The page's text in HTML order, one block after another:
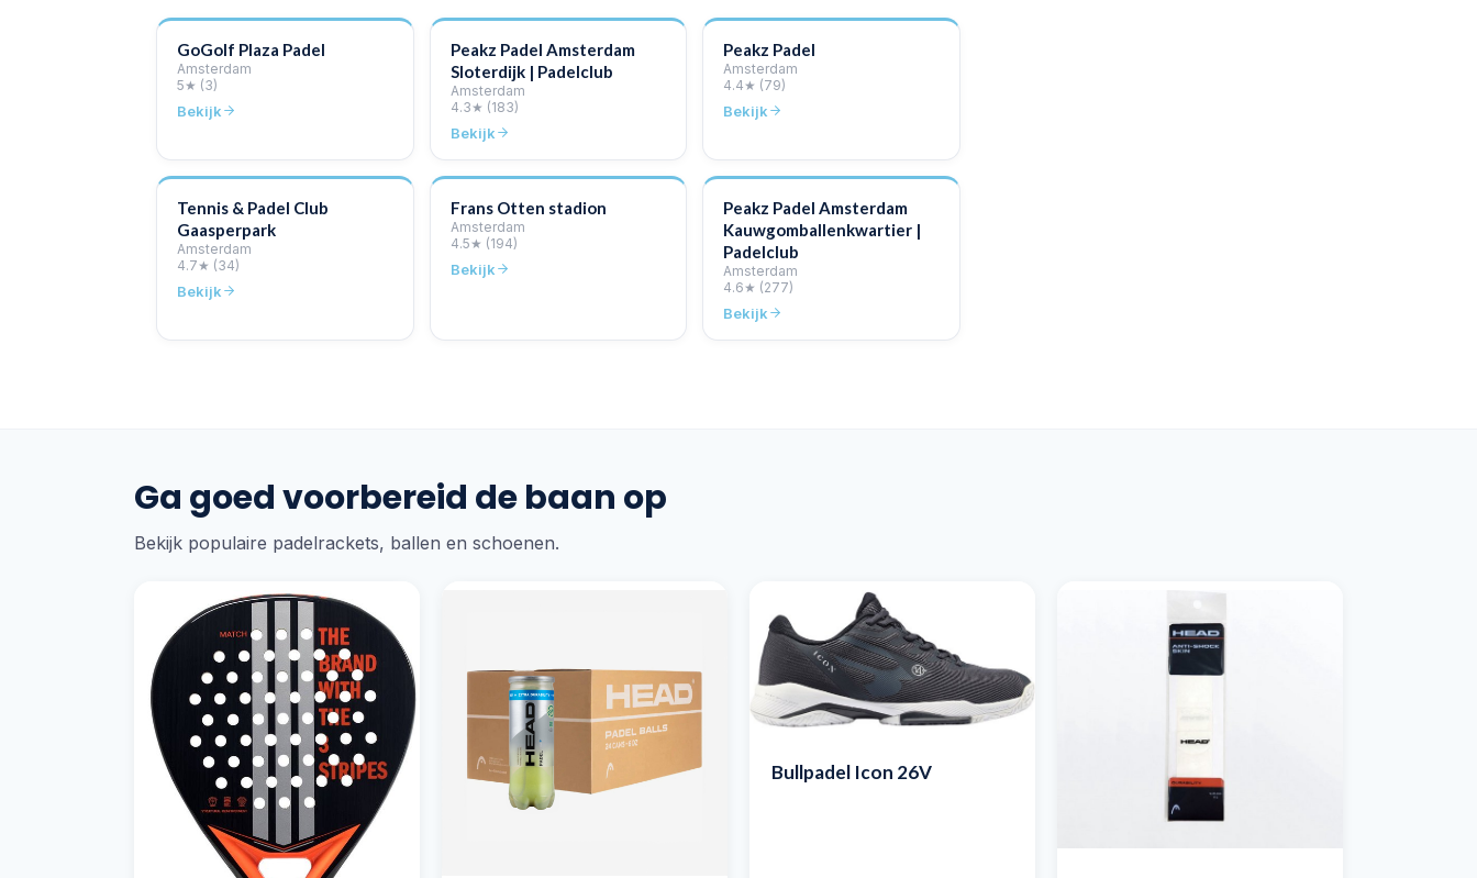
GoGolf Plaza Padel
Amsterdam
5★ (3)
Bekijk
Peakz Padel Amsterdam
Sloterdijk | Padelclub
Amsterdam
4.3★ (183)
Bekijk
Peakz Padel
Amsterdam
4.4★ (79)
Bekijk
Tennis & Padel Club
Gaasperpark
Amsterdam
4.7★ (34)
Bekijk
Frans Otten stadion
Amsterdam
4.5★ (194)
Bekijk
Peakz Padel Amsterdam
Kauwgomballenkwartier |
Padelclub
Amsterdam
4.6★ (277)
Bekijk
Ga goed voorbereid de baan op
Bekijk populaire padelrackets, ballen en schoenen.
Bullpadel Icon 26V